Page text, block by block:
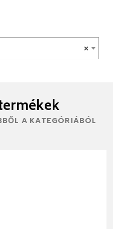
×
A KATEGÓRIÁBÓL